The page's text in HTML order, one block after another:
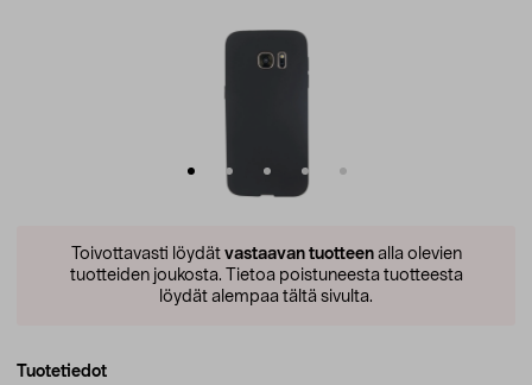
Toivottavasti löydät vastaavan tuotteenalla olevien
tuotteiden joukosta. Tietoa poistuneesta tuotteesta
löydät alempaa tältä sivulta.
Tuotetiedot